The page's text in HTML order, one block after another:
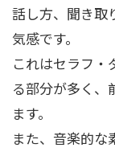
話し方、聞き取
気感です。
これはセラフ・
る部分が多く、
ます。
また、音楽的な